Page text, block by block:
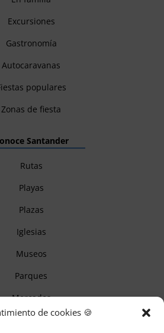
de cookies 🍪
Excursiones
Gastronomía
Autocaravanas
populares
Zonas de fiesta
Santander
Rutas
Playas
Plazas
Iglesias
Museos
Parques
Mercados